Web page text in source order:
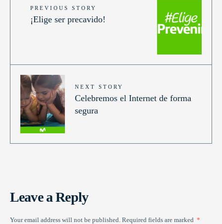
PREVIOUS STORY
¡Elige ser precavido!
NEXT STORY
Celebremos el Internet de forma
segura
Leave a Reply
Your email address will not be published. Required fields are marked *